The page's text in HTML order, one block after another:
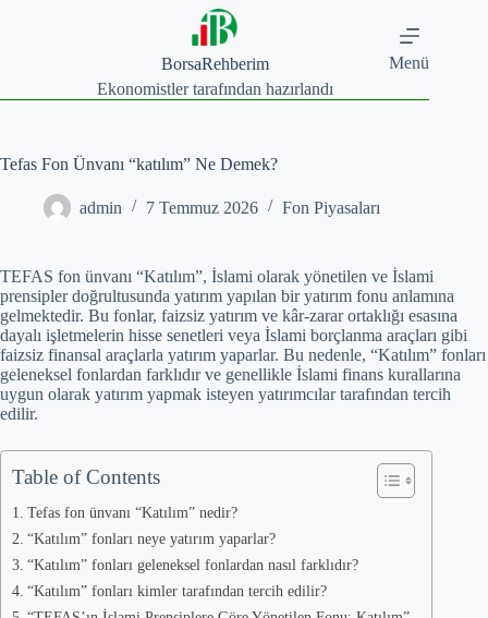
BorsaRehberim
Ekonomistler tarafından hazırlandı
Menü
Tefas Fon Ünvanı “katılım” Ne Demek?
admin 7 Temmuz 2026 Fon Piyasaları
TEFAS fon ünvanı “Katılım”, İslami olarak yönetilen ve İslami
prensipler doğrultusunda yatırım yapılan bir yatırım fonu anlamına
gelmektedir. Bu fonlar, faizsiz yatırım ve kâr-zarar ortaklığı esasına
dayalı işletmelerin hisse senetleri veya İslami borçlanma araçları gibi
faizsiz finansal araçlarla yatırım yaparlar. Bu nedenle, “Katılım” fonları
geleneksel fonlardan farklıdır ve genellikle İslami finans kurallarına
uygun olarak yatırım yapmak isteyen yatırımcılar tarafından tercih
edilir.
Table of Contents
Tefas fon ünvanı “Katılım” nedir?
“Katılım” fonları neye yatırım yaparlar?
“Katılım” fonları geleneksel fonlardan nasıl farklıdır?
“Katılım” fonları kimler tarafından tercih edilir?